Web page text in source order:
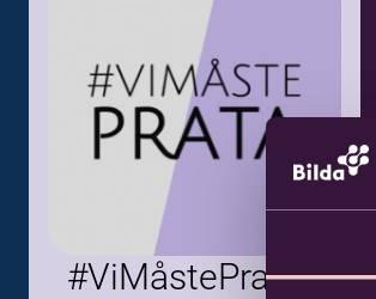
#ViMåstePrata